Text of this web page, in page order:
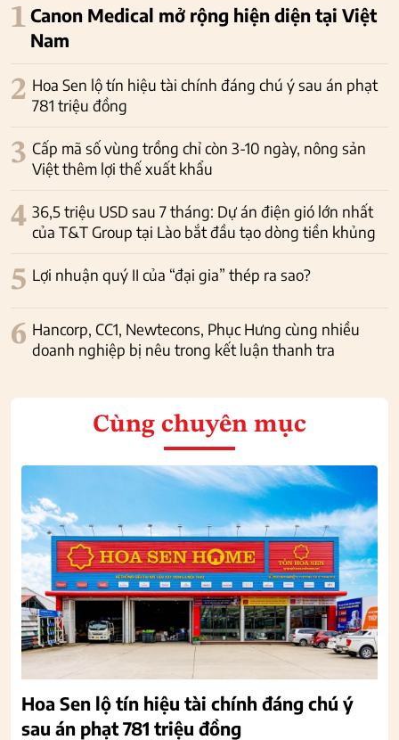
1 Canon Medical mở rộng hiện diện tại Việt
Nam
2 Hoa Sen lộ tín hiệu tài chính đáng chú ý sau án phạt
781 triệu đồng
3 Cấp mã số vùng trồng chỉ còn 3-10 ngày, nông sản
Việt thêm lợi thế xuất khẩu
4 36,5 triệu USD sau 7 tháng: Dự án điện gió lớn nhất
của T&T Group tại Lào bắt đầu tạo dòng tiền khủng
5 Lợi nhuận quý II của “đại gia” thép ra sao?
6 Hancorp, CC1, Newtecons, Phục Hưng cùng nhiều
doanh nghiệp bị nêu trong kết luận thanh tra
Cùng chuyên mục
Hoa Sen lộ tín hiệu tài chính đáng chú ý
sau án phạt 781 triệu đồng